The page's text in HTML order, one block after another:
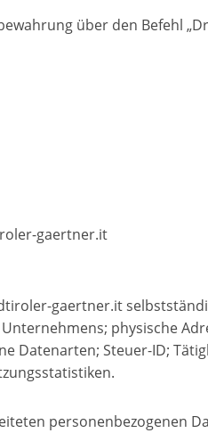
über den Befehl
gaertner.it
gaertner.it
physische
Datenarten; Steuer-ID;
personenbezogenen